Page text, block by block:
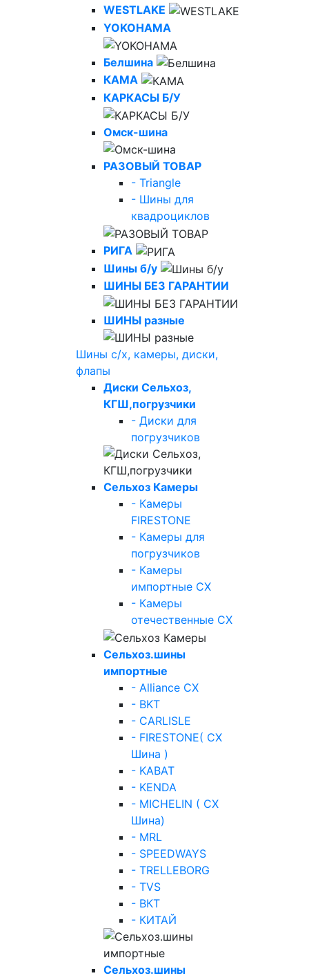
WESTLAKE
YOKOHAMA
Белшина
КАМА
КАРКАСЫ Б/У
Омск-шина
РАЗОВЫЙ ТОВАР
- Triangle
- Шины для
квадроциклов
РИГА
Шины б/у
ШИНЫ БЕЗ ГАРАНТИИ
ШИНЫ разные
Шины с/х, камеры, диски,
флапы
Диски Сельхоз,
КГШ,погрузчики
- Диски для
погрузчиков
Сельхоз Камеры
- Камеры
FIRESTONE
- Камеры для
погрузчиков
- Камеры
импортные СХ
- Камеры
отечественные СХ
Сельхоз.шины
импортные
- Alliance СХ
- BKT
- CARLISLE
- FIRESTONE( СХ
Шина )
- KABAT
- KENDA
- MICHELIN ( СХ
Шина)
- MRL
- SPEEDWAYS
- TRELLEBORG
- TVS
- ВКТ
- КИТАЙ
Сельхоз.шины